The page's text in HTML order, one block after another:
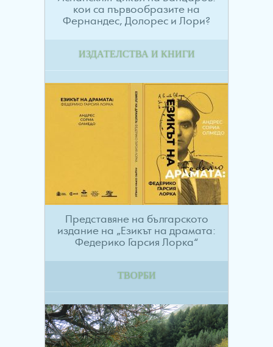
кои са първообразите на
Фернандес, Долорес и Лори?
ИЗДАТЕЛСТВА И КНИГИ
Представяне на българското
издание на „Езикът на драмата:
Федерико Гарсия Лорка“
ТВОРБИ